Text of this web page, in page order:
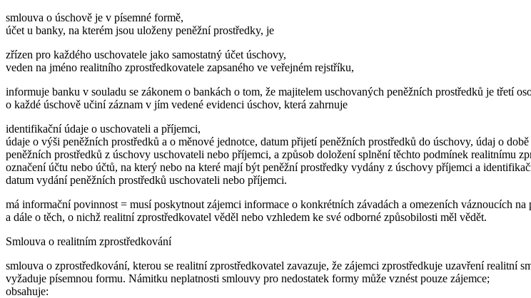
smlouva o úschově je v písemné formě,
účet u banky, na kterém jsou uloženy peněžní prostředky, je
zřízen pro každého uschovatele jako samostatný účet úschovy,
veden na jméno realitního zprostředkovatele zapsaného ve veřejném rejstříku,
informuje banku v souladu se zákonem o bankách o tom, že majitelem uschovaných peněžních prostředků je třetí
o každé úschově učiní záznam v jím vedené evidenci úschov, která zahrnuje
identifikační údaje o uschovateli a příjemci,
údaje o výši peněžních prostředků a o měnové jednotce, datum přijetí peněžních prostředků do úschovy, údaj o
peněžních prostředků z úschovy uschovateli nebo příjemci, a způsob doložení splnění těchto podmínek realitnímu
označení účtu nebo účtů, na který nebo na které mají být peněžní prostředky vydány z úschovy příjemci a
datum vydání peněžních prostředků uschovateli nebo příjemci.
má informační povinnost = musí poskytnout zájemci informace o konkrétních závadách a omezeních váznoucích
a dále o těch, o nichž realitní zprostředkovatel věděl nebo vzhledem ke své odborné způsobilosti měl vědět.
Smlouva o realitním zprostředkování
smlouva o zprostředkování, kterou se realitní zprostředkovatel zavazuje, že zájemci zprostředkuje uzavření realitní
vyžaduje písemnou formu. Námitku neplatnosti smlouvy pro nedostatek formy může vznést pouze zájemce;
obsahuje: